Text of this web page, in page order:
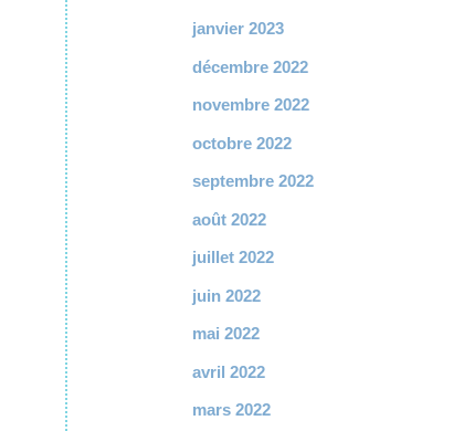
janvier 2023
décembre 2022
novembre 2022
octobre 2022
septembre 2022
août 2022
juillet 2022
juin 2022
mai 2022
avril 2022
mars 2022